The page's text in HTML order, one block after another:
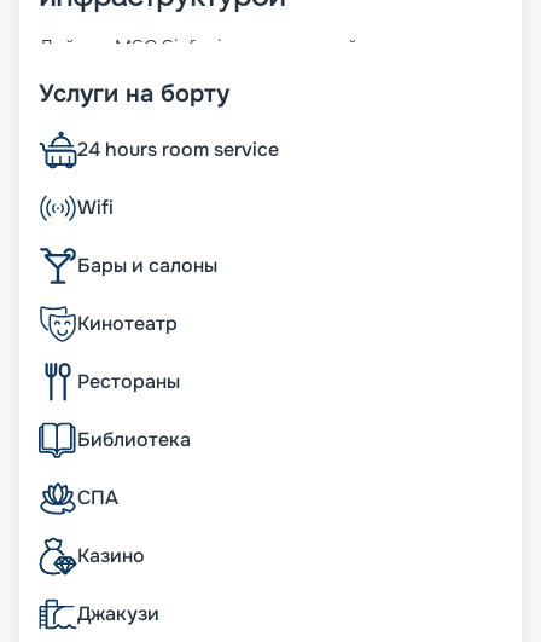
Лайнер MSC Sinfonia – это второй из круизных
построен во Франции в 2001 году. В 2015-м
ощущение визуальной легкости и обеспечить
хороший обзор, более 50 % поверхностей на
судне светопрозрачные. К ним относят ростовые
иллюминаторы, световые окна, стеклянные
комфортабельных кают (из них 132 сьюта с
балконами), где могут с удобством разместиться
2 679 пассажиров. Другие его особенности:
• длина – почти 275 м;
• ширина – 32 м;
• общее количество палуб – 13;
• по 2 джакузи и бассейна;
• наличие развлечений для спортсменов,
киноманов, шопоголиков и др.
Питание на лайнере MSC
Sinfonia
В стоимость круизной путевки входит питание
Услуги на борту
24 hours room service
Wifi
Бары и салоны
Кинотеатр
Рестораны
Библиотека
СПА
Казино
Джакузи